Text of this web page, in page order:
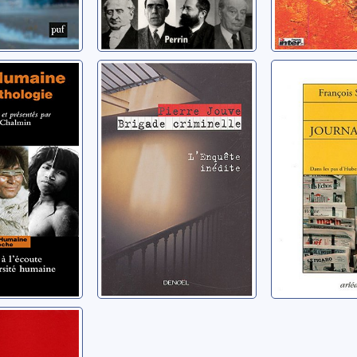
Brigade
criminelle:
l'enquête inédite
Jouve, Pierre
les pas
Beuve-